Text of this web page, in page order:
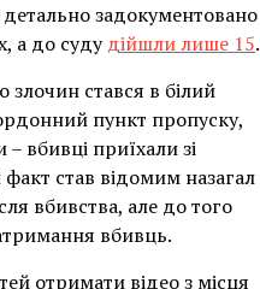
задокументовано
а до судудійшли лише 15.
злочин стався в білий
пункт пропуску,
вбивці приїхали зі
став відомим назагал
вбивства, але до того
вбивць.
отримати відео з місця